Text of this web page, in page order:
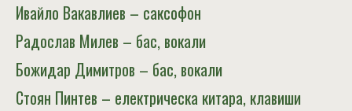
Ивайло Вакавлиев – саксофон
Радослав Милев – бас, вокали
Божидар Димитров – бас, вокали
Стоян Пинтев – електрическа китара, клавиши